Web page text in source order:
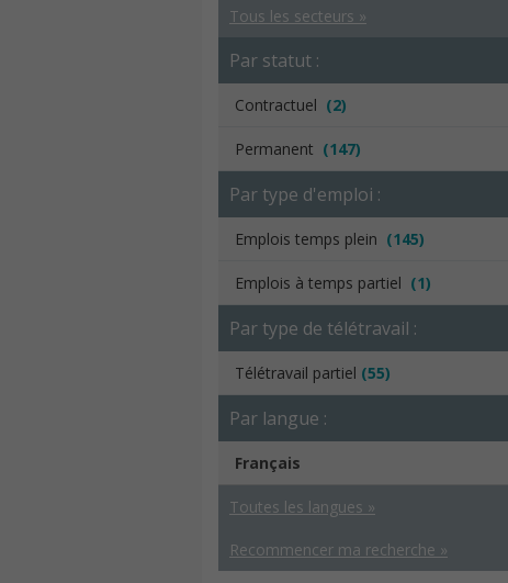
Tous les secteurs »
Par statut :
Contractuel (2)
Permanent (147)
Par type d'emploi :
Emplois temps plein (145)
Emplois à temps partiel (1)
Par type de télétravail :
Télétravail partiel (55)
Par langue :
Français
Toutes les langues »
Recommencer ma recherche »